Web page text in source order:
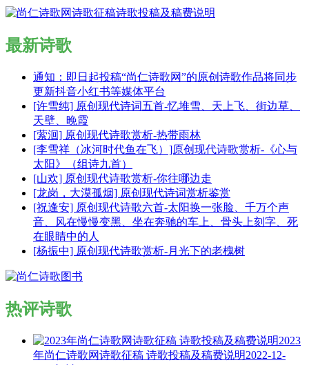
最新诗歌
通知：即日起投稿“尚仁诗歌网”的原创诗歌作品将同步
更新抖音小红书等媒体平台
[许雪纯] 原创现代诗词五首-忆堆雪、天上飞、街边草、
天壁、晚霞
[萦洄] 原创现代诗歌赏析-热带雨林
[李雪祥（冰河时代鱼在飞）]原创现代诗歌赏析-《心与
太阳》（组诗九首）
[山欢] 原创现代诗歌赏析-你往哪边走
[龙岗，大漠孤烟] 原创现代诗词赏析鉴赏
[祝逢安] 原创现代诗歌六首-太阳换一张脸、千万个声
音、风在慢慢变黑、坐在奔驰的车上、骨头上刻字、死
在眼睛中的人
[杨振中] 原创现代诗歌赏析-月光下的老槐树
热评诗歌
2023
年尚仁诗歌网诗歌征稿 诗歌投稿及稿费说明2022-12-